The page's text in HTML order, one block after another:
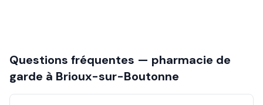
Questions fréquentes — pharmacie de
garde à Brioux-sur-Boutonne